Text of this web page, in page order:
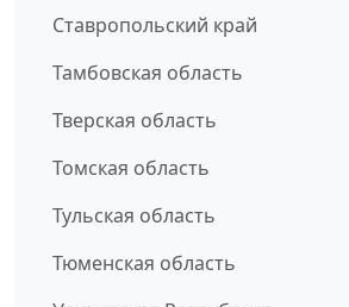
Ставропольский край
Тамбовская область
Тверская область
Томская область
Тульская область
Тюменская область